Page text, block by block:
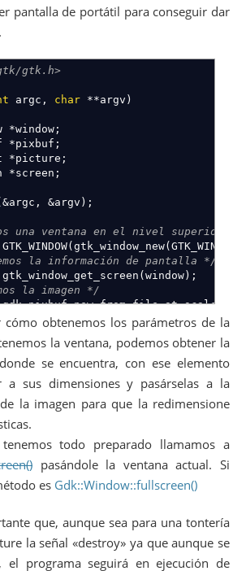
pantalla de portátil para conseguir dar
gtk.h>
argc , char **argv )
*window ;
*pixbuf ;
*picture ;
*screen ;
&argc , &argv ) ;
una ventana en el nivel superior */
GTK_WINDOW( gtk_window_new(
la información de pantalla */
gtk_window_get_screen ( window ) ;
la imagen */
(
, /* No respetar
;
cerremos la ventana, salimos de la
(GTK_OBJECT( window),
la imagen dentro de la ventana */
(pixbuf);
(GTK_CONTAINER (window)
(GTK_WIDGET(window ));
pantalla completa */
( window) ;
cómo obtenemos los parámetros de la
la ventana, podemos obtener la
se encuentra, con ese elemento
a sus dimensiones y pasárselas a la
la imagen para que la redimensione
todo preparado llamamos a
pasándole la ventana actual. Si
es Gdk::Window::fullscreen()
que, aunque sea para una tontería
la señal «destroy» ya que aunque se
el programa seguirá en ejecución de